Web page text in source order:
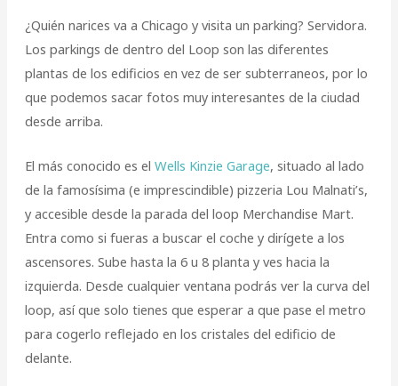
¿Quién narices va a Chicago y visita un parking? Servidora.
Los parkings de dentro del Loop son las diferentes
plantas de los edificios en vez de ser subterraneos, por lo
que podemos sacar fotos muy interesantes de la ciudad
desde arriba.
El más conocido es el Wells Kinzie Garage, situado al lado
de la famosísima (e imprescindible) pizzeria Lou Malnati’s,
y accesible desde la parada del loop Merchandise Mart.
Entra como si fueras a buscar el coche y dirígete a los
ascensores. Sube hasta la 6 u 8 planta y ves hacia la
izquierda. Desde cualquier ventana podrás ver la curva del
loop, así que solo tienes que esperar a que pase el metro
para cogerlo reflejado en los cristales del edificio de
delante.